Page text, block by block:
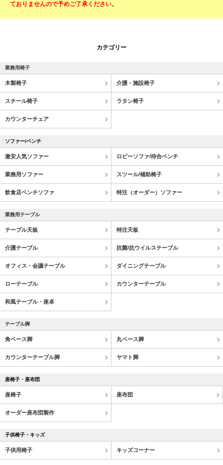
ておりませんので予めご了承ください。
カテゴリー
業務用椅子
木製椅子 介護・施設椅子
スチール椅子 ラタン椅子
カウンターチェア
ソファー/ベンチ
激安人気ソファー ロビーソファ/待合ベンチ
業務用ソファー スツール/補助椅子
飲食店ベンチソファ 特注（オーダー）ソファー
業務用テーブル
テーブル天板 特注天板
介護テーブル 抗菌/抗ウイルステーブル
オフィス・会議テーブル ダイニングテーブル
ローテーブル カウンターテーブル
和風テーブル・座卓
テーブル脚
角ベース脚 丸ベース脚
カウンターテーブル脚 ヤマト脚
座椅子・座布団
座椅子 座布団
オーダー座布団製作
子供椅子・キッズ
子供用椅子 キッズコーナー